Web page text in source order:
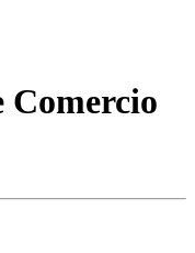
Comercio